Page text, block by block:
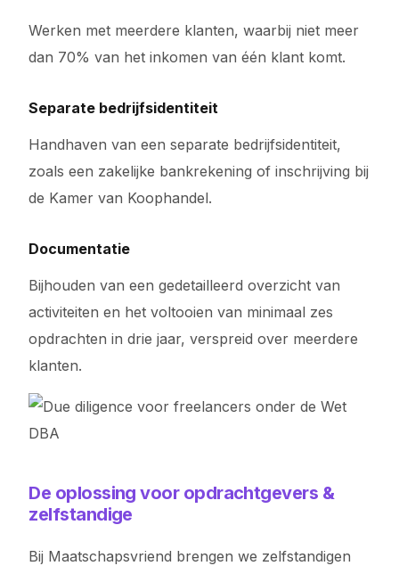
Werken met meerdere klanten, waarbij niet meer
dan 70% van het inkomen van één klant komt.
Separate bedrijfsidentiteit
Handhaven van een separate bedrijfsidentiteit,
zoals een zakelijke bankrekening of inschrijving bij
de Kamer van Koophandel.
Documentatie
Bijhouden van een gedetailleerd overzicht van
activiteiten en het voltooien van minimaal zes
opdrachten in drie jaar, verspreid over meerdere
klanten.
De oplossing voor opdrachtgevers &
zelfstandige
Bij Maatschapsvriend brengen we zelfstandigen